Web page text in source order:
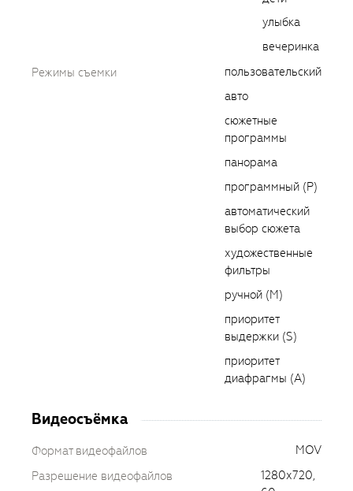
улыбка
вечеринка
Режимы съемки
пользовательский
авто
сюжетные
программы
панорама
программный (P)
автоматический
выбор сюжета
художественные
фильтры
ручной (M)
приоритет
выдержки (S)
приоритет
диафрагмы (A)
Видеосъёмка
Формат видеофайлов
MOV
Разрешение видеофайлов
1280х720,